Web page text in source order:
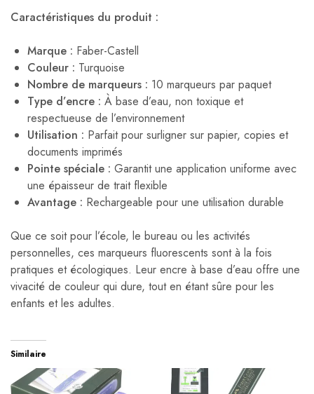
Caractéristiques du produit :
Marque : Faber-Castell
Couleur : Turquoise
Nombre de marqueurs : 10 marqueurs par paquet
Type d’encre : À base d’eau, non toxique et
respectueuse de l’environnement
Utilisation : Parfait pour surligner sur papier, copies et
documents imprimés
Pointe spéciale : Garantit une application uniforme avec
une épaisseur de trait flexible
Avantage : Rechargeable pour une utilisation durable
Que ce soit pour l’école, le bureau ou les activités
personnelles, ces marqueurs fluorescents sont à la fois
pratiques et écologiques. Leur encre à base d’eau offre une
vivacité de couleur qui dure, tout en étant sûre pour les
enfants et les adultes.
Similaire